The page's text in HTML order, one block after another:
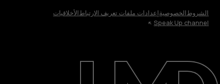
حول
الشروطالخصوصيةإعدادات ملفات تعريف الارتباطالأخلاقيات
Speak Up channel